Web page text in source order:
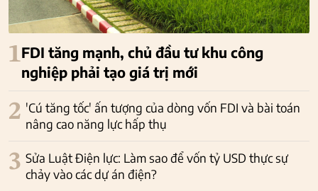
1FDI tăng mạnh, chủ đầu tư khu công
nghiệp phải tạo giá trị mới
2 'Cú tăng tốc' ấn tượng của dòng vốn FDI và bài toán
nâng cao năng lực hấp thụ
3 Sửa Luật Điện lực: Làm sao để vốn tỷ USD thực sự
chảy vào các dự án điện?